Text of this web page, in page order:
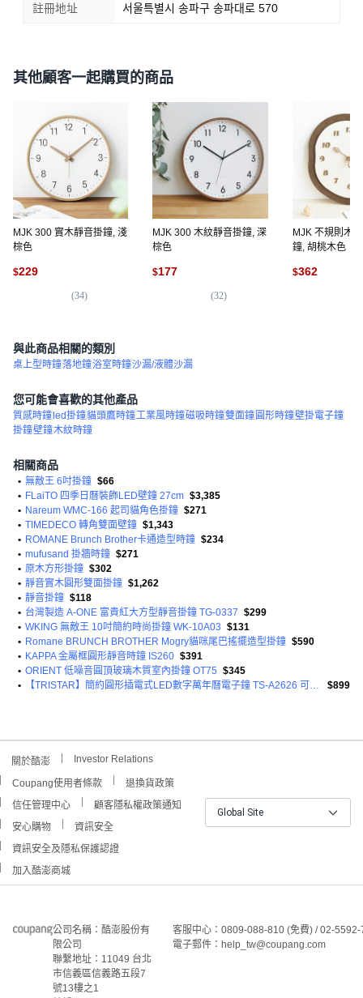
註冊地址 서울특별시 송파구 송파대로 570
其他顧客一起購買的商品
MJK 300 實木靜音掛鐘, 淺
棕色
$229
(34)
MJK 300 木紋靜音掛鐘, 深
棕色
$177
(32)
MJK 不規則木
鐘, 胡桃木色
$362
與此商品相關的類別
桌上型時鐘落地鐘浴室時鐘沙漏/液體沙漏
您可能會喜歡的其他產品
質感時鐘 led掛鐘貓頭鷹時鐘工業風時鐘磁吸時鐘雙面鐘圓形時鐘壁掛電子鐘
掛鐘壁鐘木紋時鐘
相關商品
• 無敵王 6吋掛鐘 $66
• FLaiTO 四季日曆裝飾LED壁鐘 27cm $3,385
• Nareum WMC-166 起司貓角色掛鐘 $271
• TIMEDECO 轉角雙面壁鐘 $1,343
• ROMANE Brunch Brother卡通造型時鐘 $234
• mufusand 掛牆時鐘 $271
• 原木方形掛鐘 $302
• 靜音實木圓形雙面掛鐘 $1,262
• 靜音掛鐘 $118
• 台灣製造 A-ONE 富貴紅大方型靜音掛鐘 TG-0337 $299
• WKING 無敵王 10吋簡約時尚掛鐘 WK-10A03 $131
• Romane BRUNCH BROTHER Mogry貓咪尾巴搖擺造型掛鐘 $590
• KAPPA 金屬框圓形靜音時鐘 IS260 $391
• ORIENT 低噪音圓頂玻璃木質室內掛鐘 OT75 $345
•
【TRISTAR】簡約圓形插電式LED數字萬年曆電子鐘 TS-A2626 可掛壁可站立 $899
關於酷澎 Investor Relations
Coupang使用者條款
退換貨政策
信任管理中心
顧客隱私權政策通知
安心購物
資訊安全
資訊安全及隱私保護認證
加入酷澎商城
Global Site
公司名稱：酷澎股份有
限公司
聯繫地址：11049 台北
市信義區信義路五段7
號13樓之1
客服中心：0809-088-810 (免費) / 02-
電子郵件：help_tw@coupang.com